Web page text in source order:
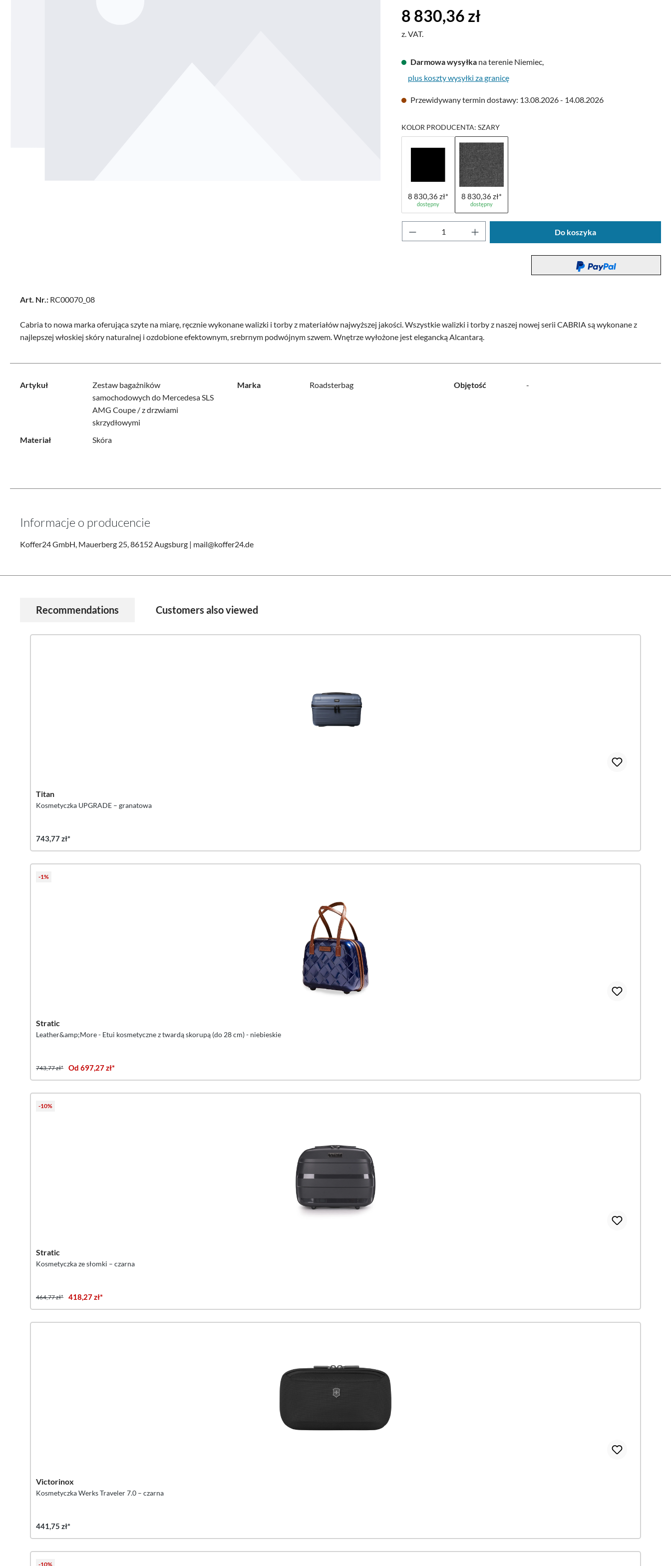
Cena regularna:
8 830,36 zł
z. VAT.
Darmowa wysyłka na terenie Niemiec,
plus koszty wysyłki za granicę
Przewidywany termin dostawy: 13.08.2026 - 14.08.2026
KOLOR PRODUCENTA: SZARY
8 830,36 zł*
dostępny
8 830,36 zł*
dostępny
Ilość produktu: Wprowadź żądaną ilość lub użyj
Do koszyka
Art. Nr.: RC00070_08
Cabria to nowa marka oferująca szyte na miarę, ręcznie wykonane walizki i torby z materiałów najwyższej jakości. Wszystkie walizki i torby z naszej nowej serii CABRIA są wykonane z
najlepszej włoskiej skóry naturalnej i ozdobione efektownym, srebrnym podwójnym szwem. Wnętrze wyłożone jest elegancką Alcantarą.
Artykuł
Zestaw bagażników
samochodowych do Mercedesa SLS
AMG Coupe / z drzwiami
skrzydłowymi
Marka Roadsterbag Objętość -
Materiał Skóra
Informacje o producencie
Koffer24 GmbH, Mauerberg 25, 86152 Augsburg | mail@koffer24.de
Recommendations Customers also viewed
Titan
Kosmetyczka UPGRADE – granatowa
743,77 zł*
-1%
Stratic
Leather&amp;More - Etui kosmetyczne z twardą skorupą (do 28 cm) - niebieskie
743,77 zł* Od 697,27 zł*
-10%
Stratic
Kosmetyczka ze słomki – czarna
464,77 zł* 418,27 zł*
Victorinox
Kosmetyczka Werks Traveler 7.0 – czarna
441,75 zł*
-10%